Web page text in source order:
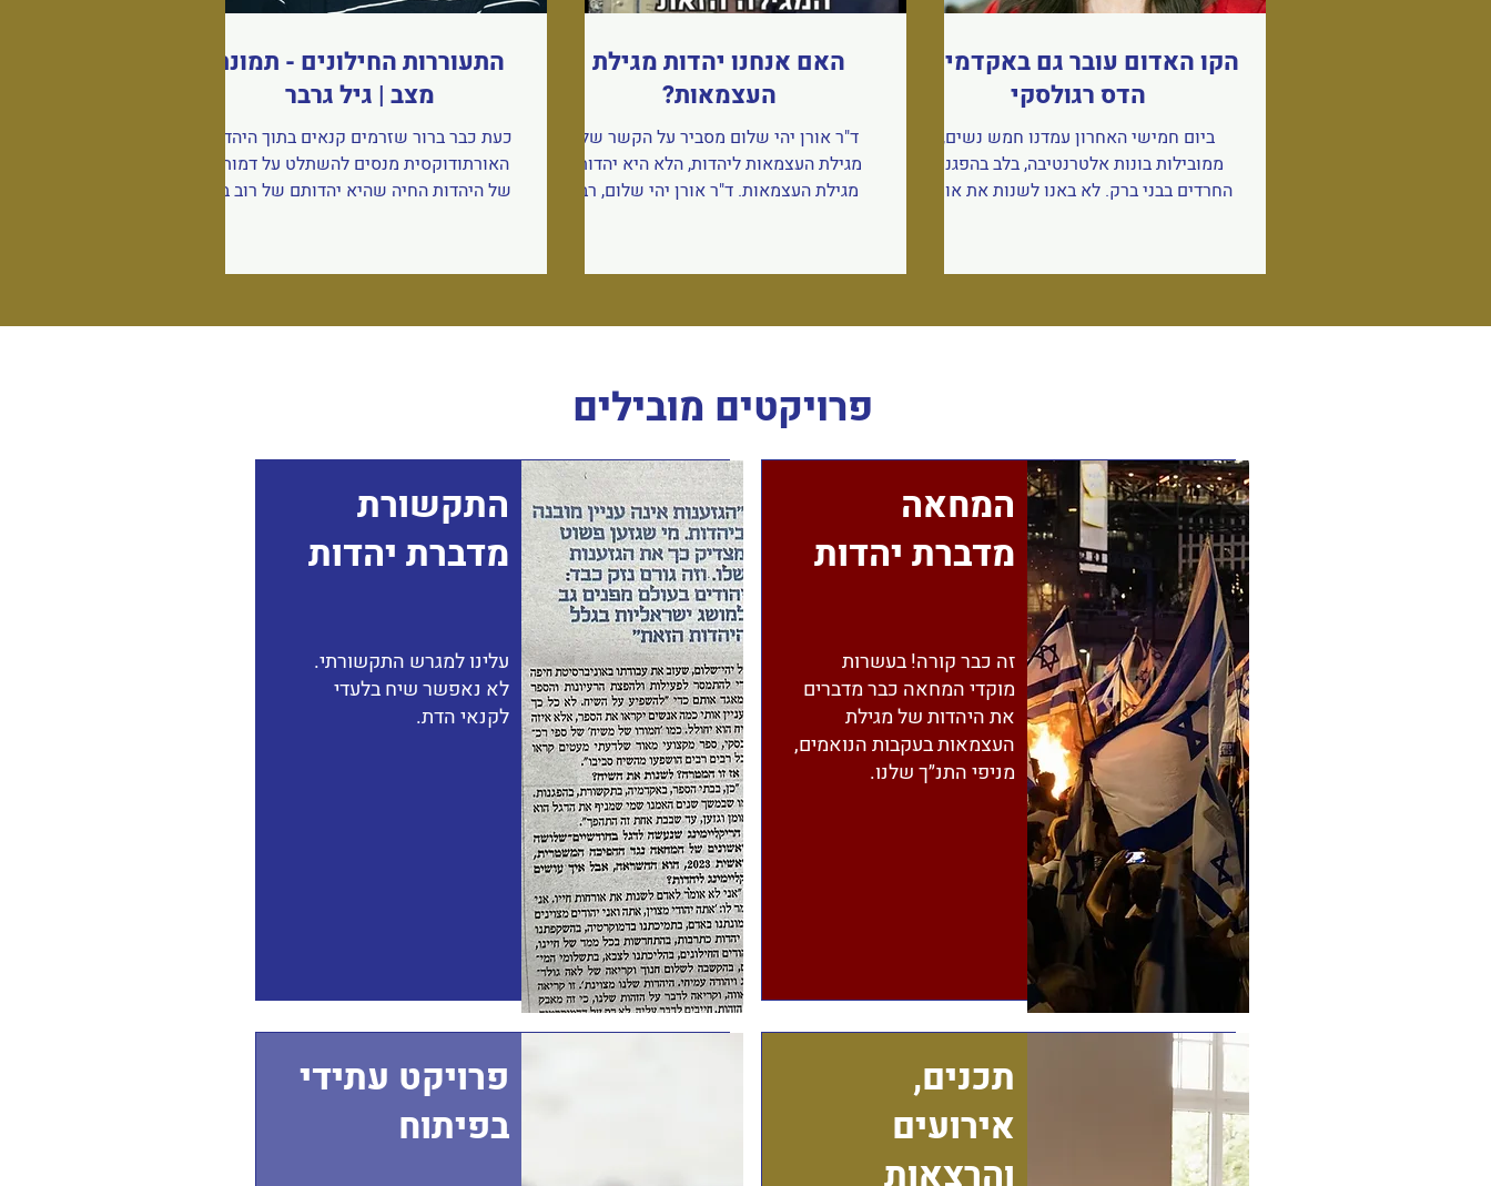
הקו האדום עובר גם באקדמיה |
הדס רגולסקי
ביום חמישי האחרון עמדנו חמש נשים,
ממובילות בונות אלטרנטיבה, בלב בהפגנת
החרדים בבני ברק. לא באנו לשנות את אורח
נשאר שם. באותו לילה אישרה הכנסת את
באקדמיה גם לתארים מתקדמים, ולא רק
החוק קוראים לזה “חופש בחירה”. אבל חופש
בחיר
האם אנחנו יהדות מגילת
העצמאות?
ד"ר אורן יהי שלום מסביר על הקשר של
מגילת העצמאות ליהדות, הלא היא יהדות
מגילת העצמאות. ד"ר אורן יהי שלום, רב
חינוך ישראלי ומכון הגות.
התעוררות החילונים - תמונת
מצב | גיל גרבר
כעת כבר ברור שזרמים קנאים בתוך היהדות
האורתודוקסית מנסים להשתלט על דמותה
של היהדות החיה שהיא יהדותם של רוב בני
לייצב מפעל לעיצוב זהות אידיאולוגית דתית
כוונה להעלים את הישגי הציונות החילונית
אנשיהם בעמדות המפתח במשרדי המ
פרויקטים מובילים
המחאה
מדברת יהדות
זה כבר קורה! בעשרות
מוקדי המחאה כבר מדברים
את היהדות של מגילת
העצמאות בעקבות הנואמים,
מניפי התנ״ך שלנו.
תכנים,
אירועים
והרצאות
התקשורת
מדברת יהדות
עלינו למגרש התקשורתי.
לא נאפשר שיח בלעדי
לקנאי הדת.
פרויקט עתידי
בפיתוח